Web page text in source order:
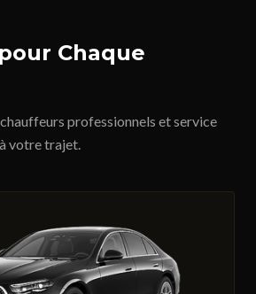
Chaque
professionnels et service
votre trajet.